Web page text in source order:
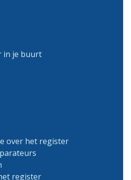
in je buurt
over het register
register